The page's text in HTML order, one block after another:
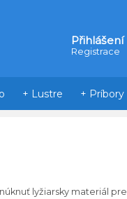
Přihlášení
Registrace
lyžiarsky materiál pre
+ Lustre + Príbory